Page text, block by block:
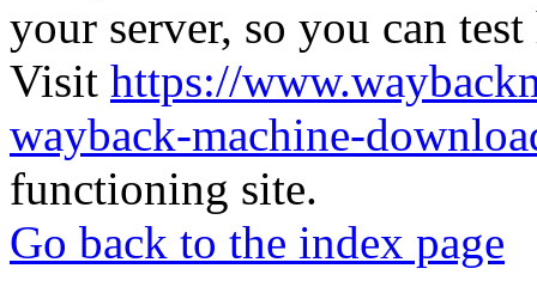
your server, so you can
Visit https://
wayback-machine-
functioning site.
Go back to the index page